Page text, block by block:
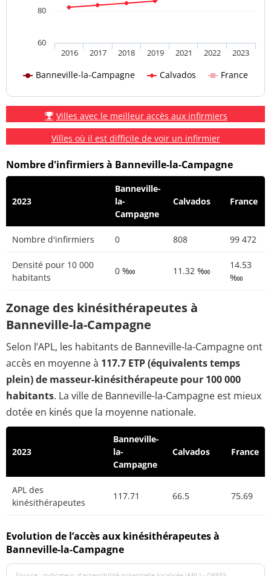
Banneville-la-Campagne Calvados France
2016 2017 2018 2019 2021 2022 2023
60
80
Villes avec le meilleur accès aux infirmiers
Villes où il est difficile de voir un infirmier
Nombre d'infirmiers à Banneville-la-Campagne
2023
Banneville-
la-
Campagne
Calvados France
Nombre d'infirmiers 0 808 99 472
Densité pour 10 000
habitants
0 ‱ 11.32 ‱
14.53
‱
Zonage des kinésithérapeutes à
Banneville-la-Campagne
Selon l’APL, les habitants de Banneville-la-Campagne ont
accès en moyenne à 117.7 ETP (équivalents temps
plein) de masseur-kinésithérapeute pour 100 000
habitants. La ville de Banneville-la-Campagne est mieux
dotée en kinés que la moyenne nationale.
2023
Banneville-
la-
Campagne
Calvados France
APL des
kinésithérapeutes
117.71 66.5 75.69
Evolution de l’accès aux kinésithérapeutes à
Banneville-la-Campagne